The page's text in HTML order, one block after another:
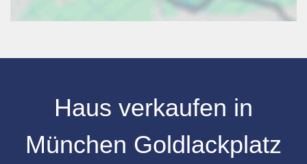
Haus verkaufen in
München Goldlackplatz